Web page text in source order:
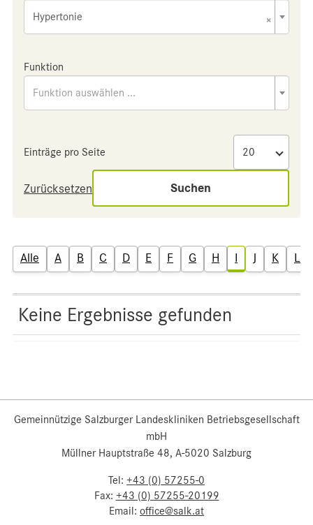
×
Hypertonie
Funktion
Funktion auswählen ...
Einträge pro Seite
Zurücksetzen Suchen
Alle A B C D E F G H I J K L
Keine Ergebnisse gefunden
Gemeinnützige Salzburger Landeskliniken Betriebsgesellschaft
mbH
Müllner Hauptstraße 48, A-5020 Salzburg
Tel: +43 (0) 57255-0
Fax: +43 (0) 57255-20199
Email: office@salk.at